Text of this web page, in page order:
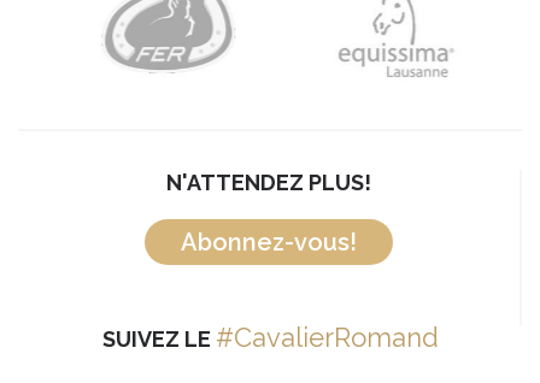
N'ATTENDEZ PLUS!
Abonnez-vous!
SUIVEZ LE #CavalierRomand